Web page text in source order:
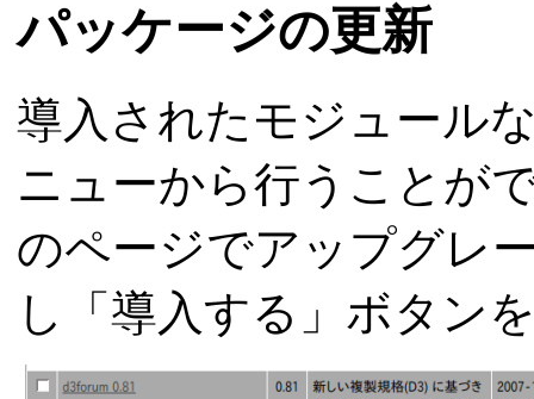
パッケージの更新
導入されたモジュール
ニューから行うことが
のページでアップグレ
し「導入する」ボタン